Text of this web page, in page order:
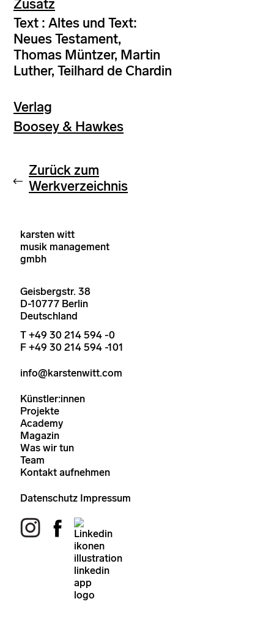
Zusatz
Text : Altes und Text:
Neues Testament,
Thomas Müntzer, Martin
Luther, Teilhard de Chardin
Verlag
Boosey & Hawkes
Zurück zum
Werkverzeichnis
karsten witt
musik management
gmbh
Geisbergstr. 38
D-10777 Berlin
Deutschland
T +49 30 214 594 -0
F +49 30 214 594 -101
info@karstenwitt.com
Künstler:innen
Projekte
Academy
Magazin
Was wir tun
Team
Kontakt aufnehmen
Datenschutz Impressum